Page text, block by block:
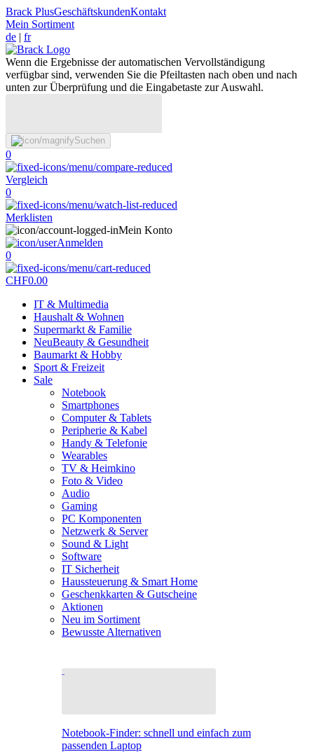
Brack PlusGeschäftskundenKontakt
Mein Sortiment
de | fr
Wenn die Ergebnisse der automatischen Vervollständigung
verfügbar sind, verwenden Sie die Pfeiltasten nach oben und nach
unten zur Überprüfung und die Eingabetaste zur Auswahl.
Suchen
0
Vergleich
0
Merklisten
Mein Konto
Anmelden
0
CHF0.00
IT & Multimedia
Haushalt & Wohnen
Supermarkt & Familie
NeuBeauty & Gesundheit
Baumarkt & Hobby
Sport & Freizeit
Sale
Notebook
Smartphones
Computer & Tablets
Peripherie & Kabel
Handy & Telefonie
Wearables
TV & Heimkino
Foto & Video
Audio
Gaming
PC Komponenten
Netzwerk & Server
Sound & Light
Software
IT Sicherheit
Haussteuerung & Smart Home
Geschenkkarten & Gutscheine
Aktionen
Neu im Sortiment
Bewusste Alternativen
Notebook-Finder: schnell und einfach zum
passenden Laptop